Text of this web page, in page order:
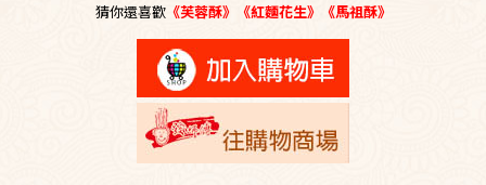
猜你還喜歡《芙蓉酥》《紅麵花生》《馬祖酥》